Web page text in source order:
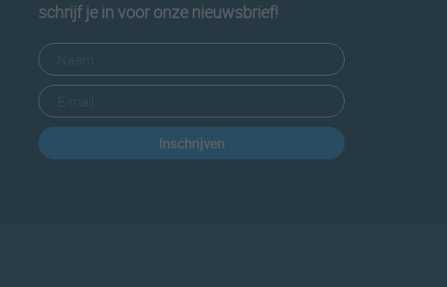
schrijf je in voor onze nieuwsbrief!
Inschrijven